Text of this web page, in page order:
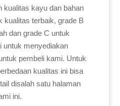
kualitas kayu dan bahan
kualitas terbaik, grade B
dan grade C untuk
untuk menyediakan
pembeli kami. Untuk
kualitas ini bisa
disalah satu halaman
ini.